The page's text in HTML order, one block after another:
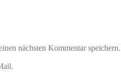
nächsten Kommentar speichern.